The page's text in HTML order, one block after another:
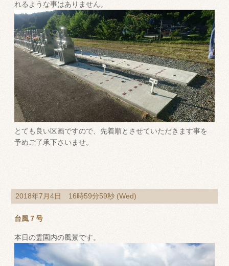
れるような事はありません。
とても良い区画ですので、先着順とさせていただきます事を
予めご了承下さいませ。
2018年7月4日 16時59分59秒 (Wed)
台風７号
本日の霊園内の風景です。